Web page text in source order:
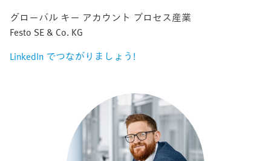
グローバル キー アカウント プロセス産業
Festo SE & Co. KG
LinkedIn でつながりましょう!